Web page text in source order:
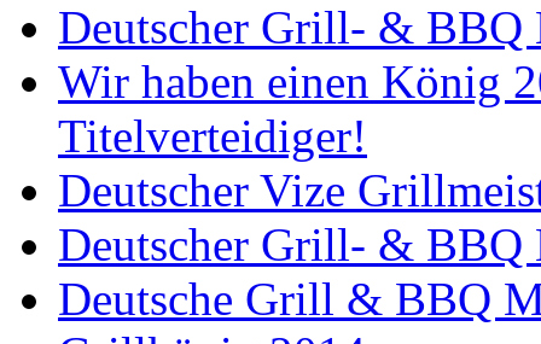
Deutscher Grill- & BBQ
Wir haben einen König
Titelverteidiger!
Deutscher Vize
Deutscher Grill- & BBQ
Deutsche Grill & BBQ